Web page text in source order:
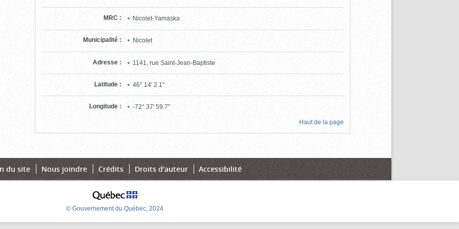
MRC : Nicolet-Yamaska
Municipalité : Nicolet
Adresse : 1141, rue Saint-Jean-Baptiste
Latitude : 46° 14' 2.1"
Longitude : -72° 37' 59.7"
Haut de la page
du site Nous joindre Crédits Droits d'auteur Accessibilité
© Gouvernement du Québec, 2024